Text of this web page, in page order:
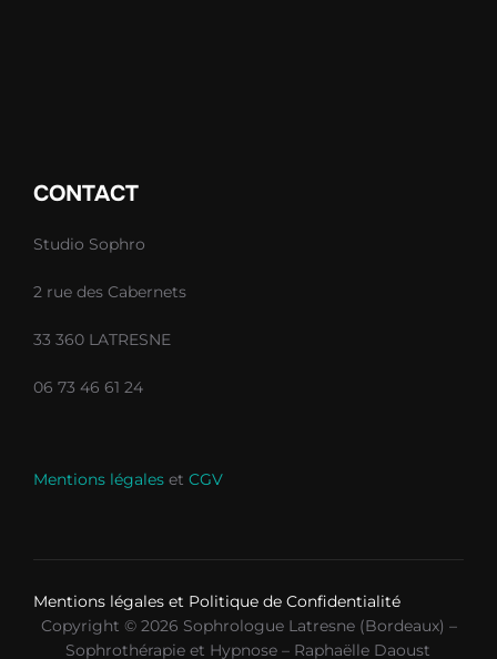
CONTACT
Studio Sophro
2 rue des Cabernets
33 360 LATRESNE
06 73 46 61 24
Mentions légales et CGV
Mentions légales et Politique de Confidentialité
Copyright © 2026 Sophrologue Latresne (Bordeaux) –
Sophrothérapie et Hypnose – Raphaëlle Daoust